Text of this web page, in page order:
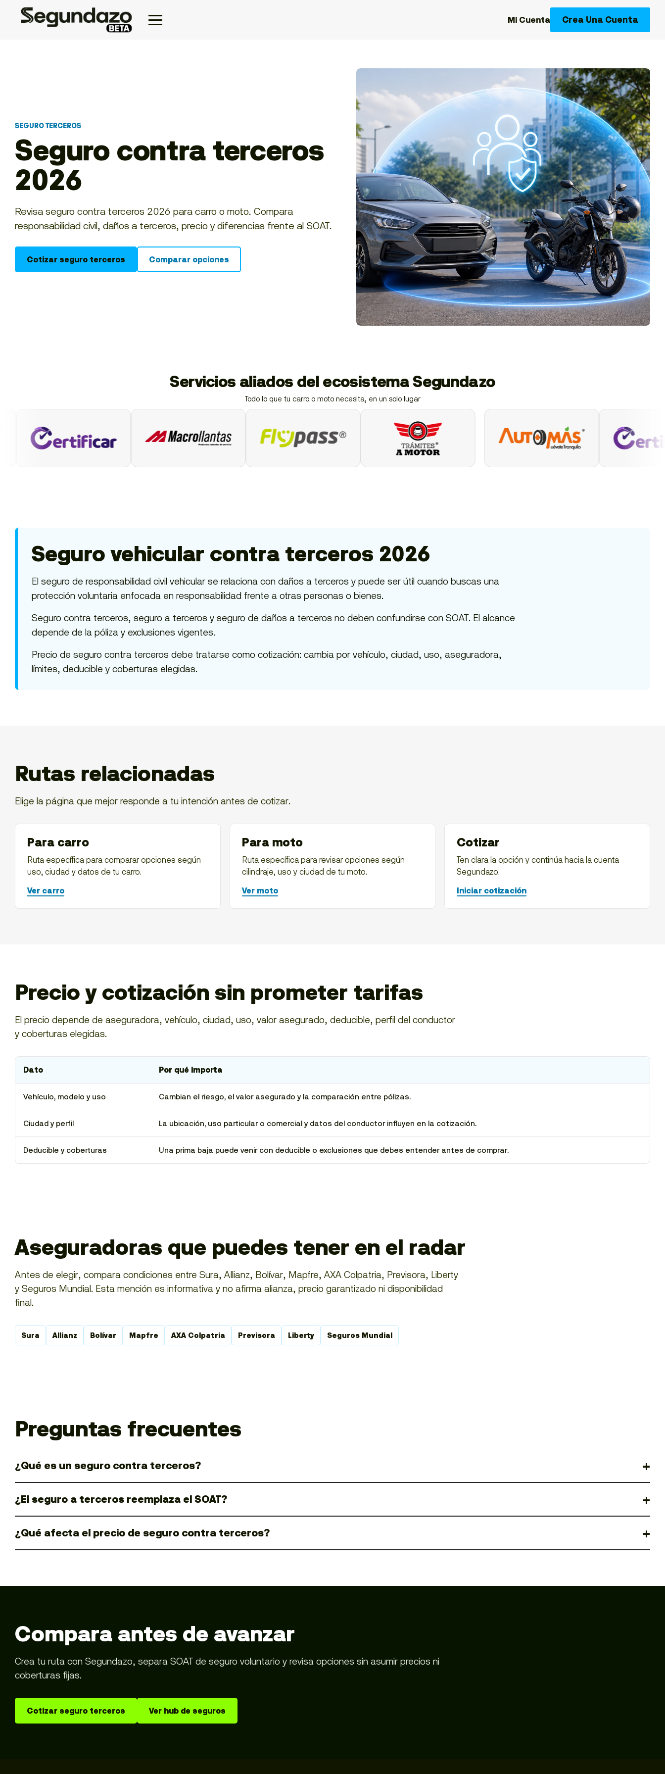
Mi Cuenta Crea Una Cuenta
SEGURO TERCEROS
Seguro contra terceros
2026
Revisa seguro contra terceros 2026 para carro o moto. Compara
responsabilidad civil, daños a terceros, precio y diferencias frente al SOAT.
Cotizar seguro terceros Comparar opciones
Servicios aliados del ecosistema Segundazo
Todo lo que tu carro o moto necesita, en un solo lugar
Seguro vehicular contra terceros 2026
El seguro de responsabilidad civil vehicular se relaciona con daños a terceros y puede ser útil cuando buscas una
protección voluntaria enfocada en responsabilidad frente a otras personas o bienes.
Seguro contra terceros, seguro a terceros y seguro de daños a terceros no deben confundirse con SOAT. El alcance
depende de la póliza y exclusiones vigentes.
Precio de seguro contra terceros debe tratarse como cotización: cambia por vehículo, ciudad, uso, aseguradora,
límites, deducible y coberturas elegidas.
Rutas relacionadas
Elige la página que mejor responde a tu intención antes de cotizar.
Para carro
Ruta específica para comparar opciones según
uso, ciudad y datos de tu carro.
Ver carro
Para moto
Ruta específica para revisar opciones según
cilindraje, uso y ciudad de tu moto.
Ver moto
Cotizar
Ten clara la opción y continúa hacia la cuenta
Segundazo.
Iniciar cotización
Precio y cotización sin prometer tarifas
El precio depende de aseguradora, vehículo, ciudad, uso, valor asegurado, deducible, perfil del conductor
y coberturas elegidas.
Dato Por qué importa
Vehículo, modelo y uso Cambian el riesgo, el valor asegurado y la comparación entre pólizas.
Ciudad y perfil La ubicación, uso particular o comercial y datos del conductor influyen en la cotización.
Deducible y coberturas Una prima baja puede venir con deducible o exclusiones que debes entender antes de comprar.
Aseguradoras que puedes tener en el radar
Antes de elegir, compara condiciones entre Sura, Allianz, Bolívar, Mapfre, AXA Colpatria, Previsora, Liberty
y Seguros Mundial. Esta mención es informativa y no afirma alianza, precio garantizado ni disponibilidad
final.
Sura Allianz Bolívar Mapfre AXA Colpatria Previsora Liberty Seguros Mundial
Preguntas frecuentes
¿Qué es un seguro contra terceros?
¿El seguro a terceros reemplaza el SOAT?
¿Qué afecta el precio de seguro contra terceros?
Compara antes de avanzar
Crea tu ruta con Segundazo, separa SOAT de seguro voluntario y revisa opciones sin asumir precios ni
coberturas fijas.
Cotizar seguro terceros Ver hub de seguros